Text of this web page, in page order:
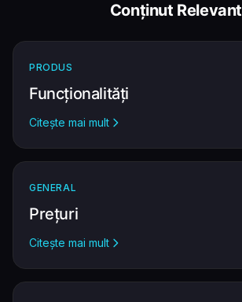
Conținut Relevant
PRODUS
Funcționalități
Citește mai mult
GENERAL
Prețuri
Citește mai mult